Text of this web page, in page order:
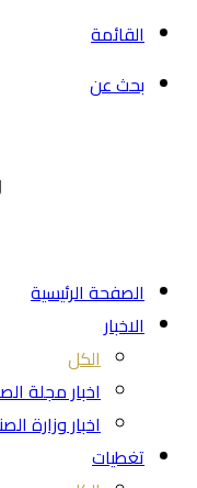
القائمة
بحث عن
الصفحة الرئيسية
الاخبار
الكل
اخبار مجلة
اخبار وزارة
تغطيات